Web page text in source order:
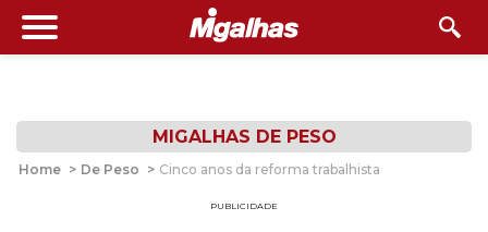
MIGALHAS DE PESO
Home > De Peso > Cinco anos da reforma trabalhista
PUBLICIDADE